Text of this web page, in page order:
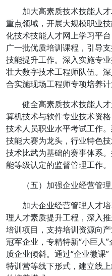
加大高素质技术技能人才
重点领域，开展大规模职业
化技术技能人才网上学习平
广一批优质培训课程，引导
技能提升工作。深入实施专
壮大数字技术工程师队伍。
合实施现场工程师专项培养计
健全高素质技术技能人才
算机技术与软件专业技术资
技术人员职业水平考试工作
技能大赛为龙头，行业特色
技术比武为基础的赛事体系
能等级认定的监督管理工作。
（五）加强企业经营管理
加大企业经营管理人才培
理人才素质提升工程，深入
培训项目，支持培训资源向
冠军企业，专精特新“小巨人
质企业倾斜。通过“企业微课
特训营等线下形式，建立线